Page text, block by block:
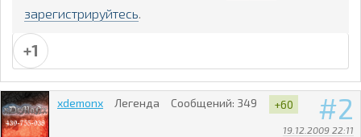
зарегистрируйтесь.
+1
2
19.12.2009 22:11
xdemonx Легенда Сообщений: 349 +60